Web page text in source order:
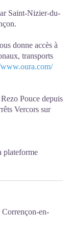
Saint-Nizier-du-
donne accès à
transports
Pouce depuis
Vercors sur
plateforme
en-